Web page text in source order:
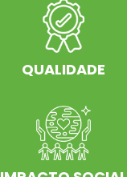
QUALIDADE